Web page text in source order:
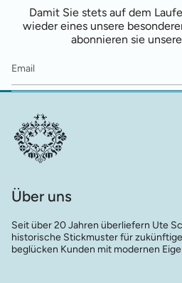
Damit Sie stets auf dem
wieder eines unsere
abonnieren sie
Über uns
Seit über 20 Jahren überliefern Ute
historische Stickmuster für
beglücken Kunden mit modernen